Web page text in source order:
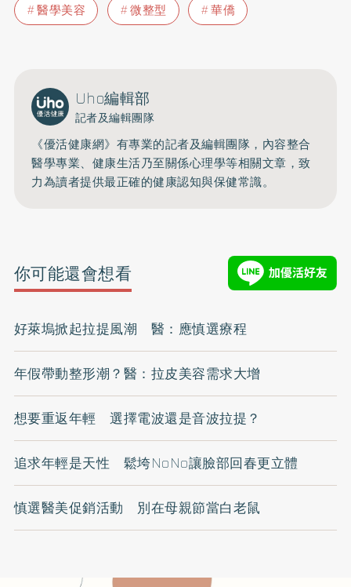
醫學美容 微整型 華僑
Uho編輯部
記者及編輯團隊
《優活健康網》有專業的記者及編輯團隊，內容整合
醫學專業、健康生活乃至關係心理學等相關文章，致
力為讀者提供最正確的健康認知與保健常識。
你可能還會想看
好萊塢掀起拉提風潮 醫：應慎選療程
年假帶動整形潮？醫：拉皮美容需求大增
想要重返年輕 選擇電波還是音波拉提？
追求年輕是天性 鬆垮NoNo讓臉部回春更立體
慎選醫美促銷活動 別在母親節當白老鼠